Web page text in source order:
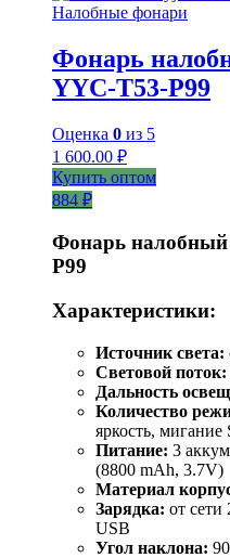
Налобные фонари
Фонарь
YYC-T53-P99
Оценка 0 из 5
1 600.00 ₽
Купить оптом
884 ₽
Фонарь налобный
P99
Характеристики:
Источник света:
Световой поток:
Дальность
Количество
яркость, мигание
Питание: 3
(8800 mAh, 3.7V)
Материал
Зарядка: от сети
USB
Угол наклона: